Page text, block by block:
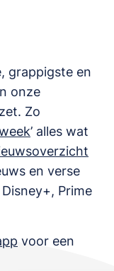
grappigste en
onze
Zo
’ alles wat
en verse
Prime
voor een